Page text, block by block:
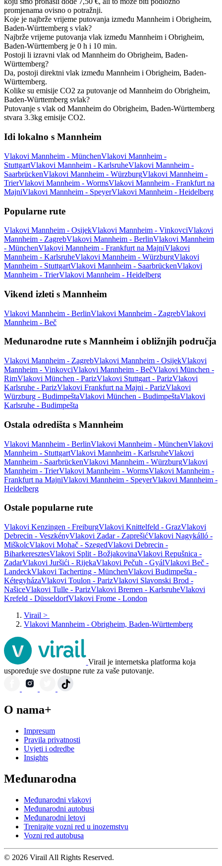
promjenama ovisno o potražnji.
Koje je najbrže vrijeme putovanja između Mannheim i Obrigheim,
Baden-Württemberg s vlak?
Najbrže vrijeme putovanja vlak između Mannheim i Obrigheim,
Baden-Württemberg je 0 h i 10 min.
Postoji li izravni vlak od Mannheim do Obrigheim, Baden-
Württemberg?
Da, postoji direktni vlak između Mannheim i Obrigheim, Baden-
Württemberg.
Kolike su emisije CO2 za putovanje od Mannheim do Obrigheim,
Baden-Württemberg svlak?
Putovanje s vlak od Mannheim do Obrigheim, Baden-Württemberg
stvara 3.3kg emisije CO2.
Idi lokalno s Mannheim
Vlakovi Mannheim - MünchenVlakovi Mannheim -
StuttgartVlakovi Mannheim - KarlsruheVlakovi Mannheim -
SaarbrückenVlakovi Mannheim - WürzburgVlakovi Mannheim -
TrierVlakovi Mannheim - WormsVlakovi Mannheim - Frankfurt na
MajniVlakovi Mannheim - SpeyerVlakovi Mannheim - Heidelberg
Popularne rute
Vlakovi Mannheim - OsijekVlakovi Mannheim - VinkovciVlakovi
Mannheim - ZagrebVlakovi Mannheim - BerlinVlakovi Mannheim
- MünchenVlakovi Mannheim - Frankfurt na MajniVlakovi
Mannheim - KarlsruheVlakovi Mannheim - WürzburgVlakovi
Mannheim - StuttgartVlakovi Mannheim - SaarbrückenVlakovi
Mannheim - TrierVlakovi Mannheim - Heidelberg
Vikend izleti s Mannheim
Vlakovi Mannheim - BerlinVlakovi Mannheim - ZagrebVlakovi
Mannheim - Beč
Međunarodne rute s Mannheim i obližnjih područja
Vlakovi Mannheim - ZagrebVlakovi Mannheim - OsijekVlakovi
Mannheim - VinkovciVlakovi Mannheim - BečVlakovi München -
RimVlakovi München - ParizVlakovi Stuttgart - ParizVlakovi
Karlsruhe - ParizVlakovi Frankfurt na Majni - ParizVlakovi
Würzburg - BudimpeštaVlakovi München - BudimpeštaVlakovi
Karlsruhe - Budimpešta
Ostala odredišta s Mannheim
Vlakovi Mannheim - BerlinVlakovi Mannheim - MünchenVlakovi
Mannheim - StuttgartVlakovi Mannheim - KarlsruheVlakovi
Mannheim - SaarbrückenVlakovi Mannheim - WürzburgVlakovi
Mannheim - TrierVlakovi Mannheim - WormsVlakovi Mannheim -
Frankfurt na MajniVlakovi Mannheim - SpeyerVlakovi Mannheim -
Heidelberg
Ostale popularne rute
Vlakovi Kenzingen - FreiburgVlakovi Knittelfeld - GrazVlakovi
Debrecin - VeszkényVlakovi Zadar - ZaprešićVlakovi Nagykálló -
MiškolcVlakovi Mohač - SzegedVlakovi Debrecin -
BiharkeresztesVlakovi Split - BožjakovinaVlakovi Repušnica -
ZadarVlakovi Juršići - RijekaVlakovi Pečuh - GyálVlakovi Beč -
LandeckVlakovi Tacherting - MünchenVlakovi Budimpešta -
KétegyházaVlakovi Toulon - ParizVlakovi Slavonski Brod -
NašiceVlakovi Tulle - ParizVlakovi Bremen - KarlsruheVlakovi
Krefeld - DüsseldorfVlakovi Frome - London
Virail >
Vlakovi Mannheim - Obrigheim, Baden-Württemberg
Virail je internetska platforma koja
uspoređuje sve dostupne rute za vaše putovanje.
O nama+
Impresum
Pravila privatnosti
Uvjeti i odredbe
Insights
Međunarodna
Međunarodni vlakovi
Međunarodni autobusi
Međunarodni letovi
Trenirajte vozni red u inozemstvu
Vozni red autobusa
© 2026 Virail All Rights Reserved.